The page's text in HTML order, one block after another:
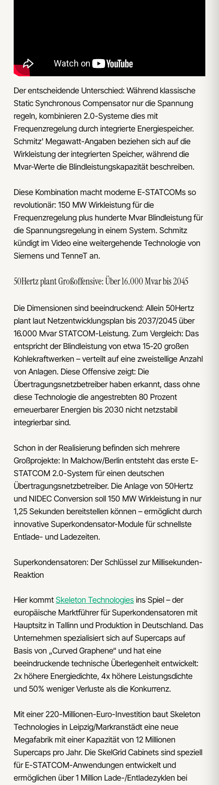
Der entscheidende Unterschied: Während klassische
Static Synchronous Compensator nur die Spannung
regeln, kombinieren 2.0-Systeme dies mit
Frequenzregelung durch integrierte Energiespeicher.
Schmitz' Megawatt-Angaben beziehen sich auf die
Wirkleistung der integrierten Speicher, während die
Mvar-Werte die Blindleistungskapazität beschreiben.
Diese Kombination macht moderne E-STATCOMs so
revolutionär: 150 MW Wirkleistung für die
Frequenzregelung plus hunderte Mvar Blindleistung für
die Spannungsregelung in einem System. Schmitz
kündigt im Video eine weitergehende Technologie von
Siemens und TenneT an.
50Hertz plant Großoffensive: Über 16.000 Mvar bis 2045
Die Dimensionen sind beeindruckend: Allein 50Hertz
plant laut Netzentwicklungsplan bis 2037/2045 über
16.000 Mvar STATCOM-Leistung. Zum Vergleich: Das
entspricht der Blindleistung von etwa 15-20 großen
Kohlekraftwerken – verteilt auf eine zweistellige Anzahl
von Anlagen. Diese Offensive zeigt: Die
Übertragungsnetzbetreiber haben erkannt, dass ohne
diese Technologie die angestrebten 80 Prozent
erneuerbarer Energien bis 2030 nicht netzstabil
integrierbar sind.
Schon in der Realisierung befinden sich mehrere
Großprojekte: In Malchow/Berlin entsteht das erste E-
STATCOM 2.0-System für einen deutschen
Übertragungsnetzbetreiber. Die Anlage von 50Hertz
und NIDEC Conversion soll 150 MW Wirkleistung in nur
1,25 Sekunden bereitstellen können – ermöglicht durch
innovative Superkondensator-Module für schnellste
Entlade- und Ladezeiten.
Superkondensatoren: Der Schlüssel zur Millisekunden-
Reaktion
Hier kommt Skeleton Technologies ins Spiel – der
europäische Marktführer für Superkondensatoren mit
Hauptsitz in Tallinn und Produktion in Deutschland. Das
Unternehmen spezialisiert sich auf Supercaps auf
Basis von „Curved Graphene“ und hat eine
beeindruckende technische Überlegenheit entwickelt:
2x höhere Energiedichte, 4x höhere Leistungsdichte
und 50% weniger Verluste als die Konkurrenz.
Mit einer 220-Millionen-Euro-Investition baut Skeleton
Technologies in Leipzig/Markranstädt eine neue
Megafabrik mit einer Kapazität von 12 Millionen
Supercaps pro Jahr. Die SkelGrid Cabinets sind speziell
für E-STATCOM-Anwendungen entwickelt und
ermöglichen über 1 Million Lade-/Entladezyklen bei